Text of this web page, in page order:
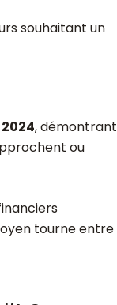
souhaitant un
, démontrant
ou
tourne entre